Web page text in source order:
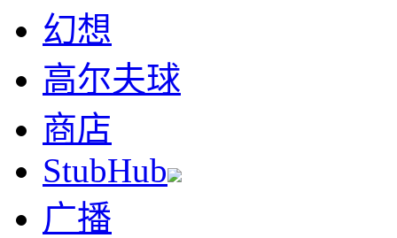
幻想
高尔夫球
商店
StubHub
广播